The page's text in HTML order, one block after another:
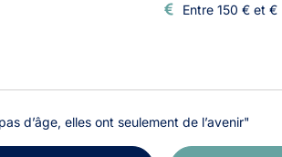
Entre 150 € et €
d’âge, elles ont seulement de l’avenir"